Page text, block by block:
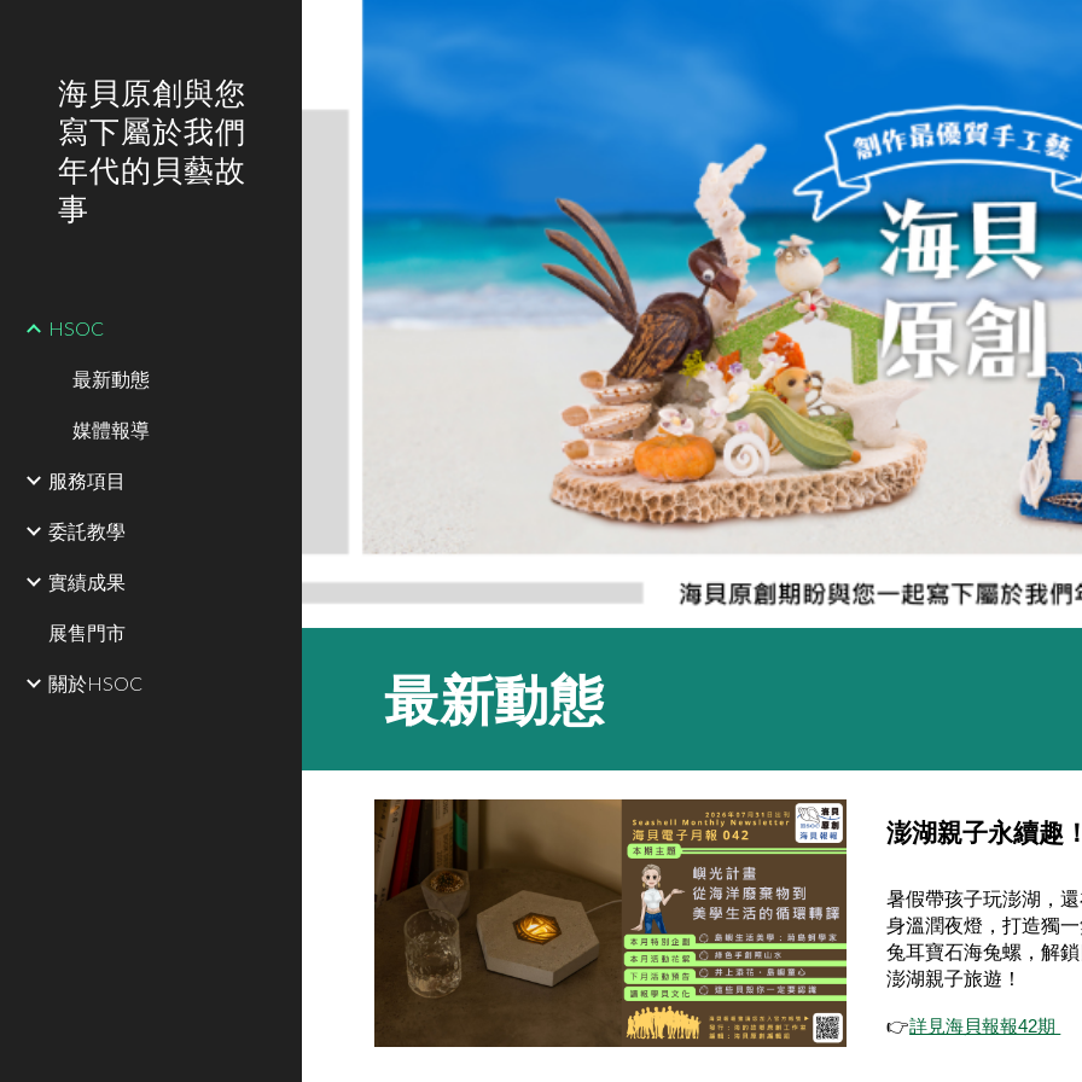
海貝原創與您
寫下屬於我們
年代的貝藝故
事
HSOC
最新動態
媒體報導
服務項目
委託教學
實績成果
展售門市
關於HSOC 最新動態
澎湖親子永續趣
暑假帶孩子玩澎湖，
身溫潤夜燈，打造獨
兔耳寶石海兔螺，解
澎湖親子旅遊！
👉詳見海貝報報42期